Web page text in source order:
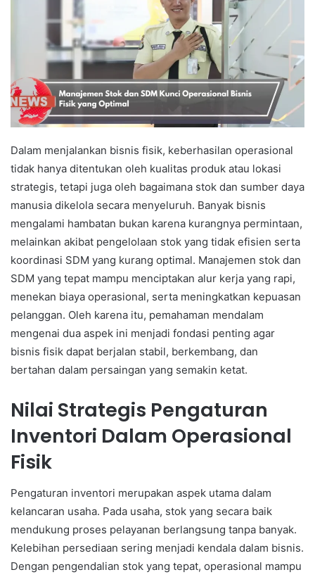
Dalam menjalankan bisnis fisik, keberhasilan operasional
tidak hanya ditentukan oleh kualitas produk atau lokasi
strategis, tetapi juga oleh bagaimana stok dan sumber daya
manusia dikelola secara menyeluruh. Banyak bisnis
mengalami hambatan bukan karena kurangnya permintaan,
melainkan akibat pengelolaan stok yang tidak efisien serta
koordinasi SDM yang kurang optimal. Manajemen stok dan
SDM yang tepat mampu menciptakan alur kerja yang rapi,
menekan biaya operasional, serta meningkatkan kepuasan
pelanggan. Oleh karena itu, pemahaman mendalam
mengenai dua aspek ini menjadi fondasi penting agar
bisnis fisik dapat berjalan stabil, berkembang, dan
bertahan dalam persaingan yang semakin ketat.
Nilai Strategis Pengaturan
Inventori Dalam Operasional
Fisik
Pengaturan inventori merupakan aspek utama dalam
kelancaran usaha. Pada usaha, stok yang secara baik
mendukung proses pelayanan berlangsung tanpa banyak.
Kelebihan persediaan sering menjadi kendala dalam bisnis.
Dengan pengendalian stok yang tepat, operasional mampu